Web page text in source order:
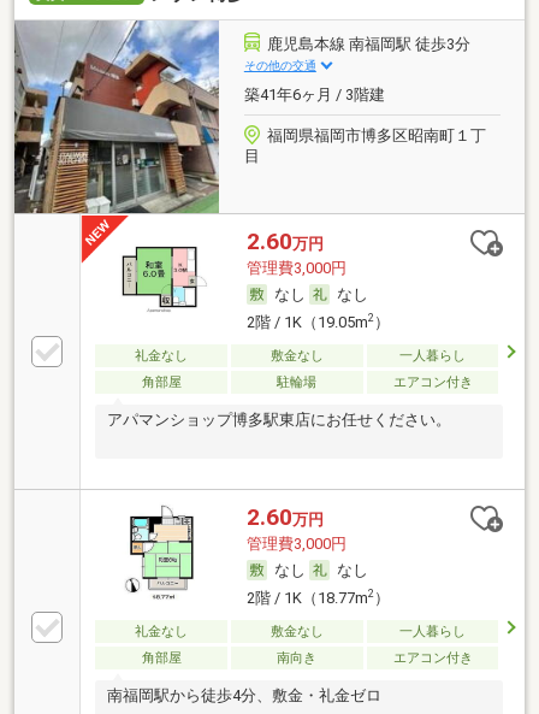
鹿児島本線 南福岡駅 徒歩3分
その他の交通
築41年6ヶ月 / 3階建
福岡県福岡市博多区昭南町１丁
目
2.60万円
管理費3,000円
なし
なし
2階 / 1K（19.05m2）
礼金なし 敷金なし
一人暮らし
角部屋
駐輪場 エアコン付き
アパマンショップ博多駅東店にお任せください。
2.60万円
管理費3,000円
なし
なし
2階 / 1K（18.77m2）
礼金なし 敷金なし
一人暮らし
角部屋
南向き エアコン付き
南福岡駅から徒歩4分、敷金・礼金ゼロ